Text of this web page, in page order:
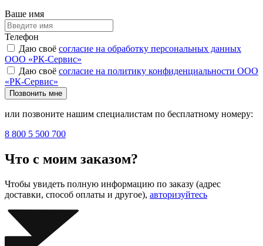
Ваше имя
Телефон
Даю своё согласие на обработку персональных данных
ООО «РК-Сервис»
Даю своё согласие на политику конфиденциальности ООО
«РК-Сервис»
Позвонить мне
или позвоните нашим специалистам по бесплатному номеру:
8 800 5 500 700
Что с моим заказом?
Чтобы увидеть полную информацию по заказу (адрес
доставки, способ оплаты и другое), авторизуйтесь